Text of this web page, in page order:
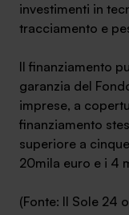
investimenti in
tracciamento e
Il finanziamento
garanzia del
imprese, a
finanziamento
superiore a
20mila euro e i 4
(Fonte: Il Sole 24